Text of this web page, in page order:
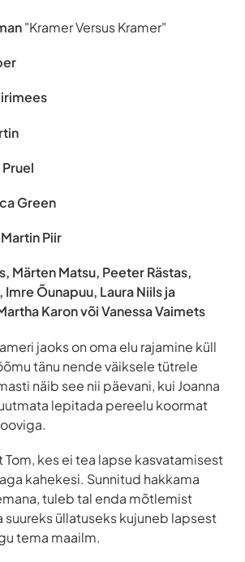
"Kramer Versus Kramer"
Green
Martin Piir
Märten Matsu, Peeter Rästas,
Õunapuu, Laura Niils ja
Karon või Vanessa Vaimets
jaoks on oma elu rajamine küll
tänu nende väiksele tütrele
näib see nii päevani, kui Joanna
lepitada pereelu koormat
Tom, kes ei tea lapse kasvatamisest
kahekesi. Sunnitud hakkama
tuleb tal enda mõtlemist
suureks üllatuseks kujuneb lapsest
tema maailm.